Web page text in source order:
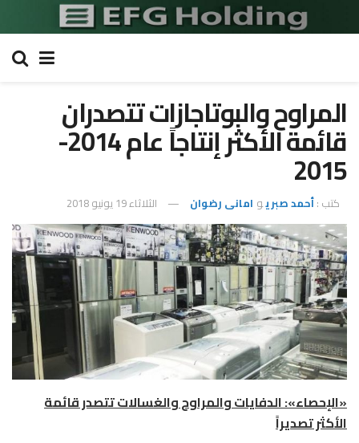
المراوح والبوتاجازات تتصدران
قائمة الأكثر إنتاجاً عام 2014-
2015
كتب :أحمد صبريو امانى رضوان الثلاثاء 19 يونيو 2018
«الإحصاء»: الدفايات والمراوح والغسالات تتصدر قائمة
الأكثر تصديراً